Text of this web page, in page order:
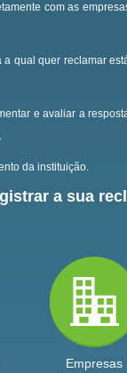
com as
qual quer reclamar
e avaliar a
da instituição.
a sua
Empresas